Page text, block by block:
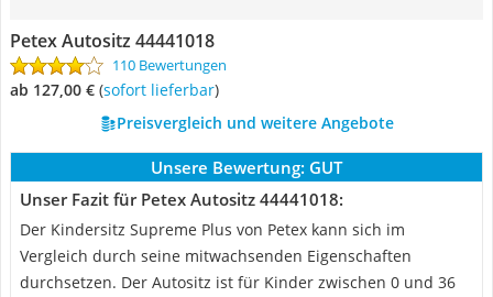
Petex Autositz 44441018
110 Bewertungen
ab 127,00 € ( Sofort lieferbar)
Preisvergleich und weitere Angebote
Unsere Bewertung: GUT
Unser Fazit für Petex Autositz 44441018:
Der Kindersitz Supreme Plus von Petex kann sich im
Vergleich durch seine mitwachsenden Eigenschaften
durchsetzen. Der Autositz ist für Kinder zwischen 0 und 36